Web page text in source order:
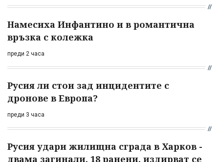
Намесиха Инфантино и в романтична
връзка с колежка
преди 2 часа
Русия ли стои зад инцидентите с
дронове в Европа?
преди 3 часа
Русия удари жилищна сграда в Харков -
двама загинали, 18 ранени, издирват се